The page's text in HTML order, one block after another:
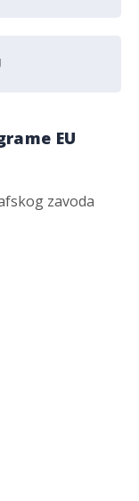
EU
zavoda